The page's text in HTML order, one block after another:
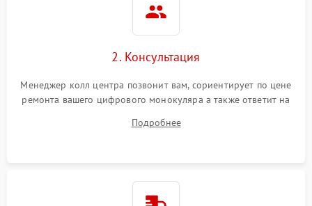
2000 ₽
Проблемы с заземлением 1000 ₽
Повреждение печатной
платы
2. Консультация
Менеджер колл центра позвонит вам, сориентирует по цене
ремонта вашего цифрового монокуляра а также ответит на
Подробнее